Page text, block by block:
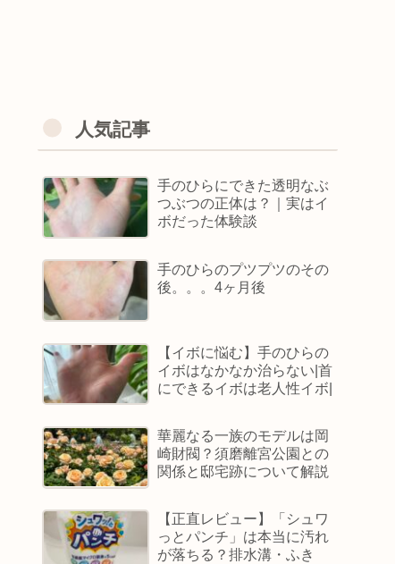
人気記事
手のひらにできた透明なぶ
つぶつの正体は？｜実はイ
ボだった体験談
手のひらのプツプツのその
後。。。4ヶ月後
【イボに悩む】手のひらの
イボはなかなか治らない|首
にできるイボは老人性イボ|
華麗なる一族のモデルは岡
崎財閥？須磨離宮公園との
関係と邸宅跡について解説
【正直レビュー】「シュワ
っとパンチ」は本当に汚れ
が落ちる？排水溝・ふき